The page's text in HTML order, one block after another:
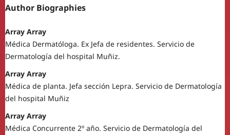
Author Biographies
Array Array
Médica Dermatóloga. Ex Jefa de residentes. Servicio de
Dermatología del hospital Muñiz.
Array Array
Médica de planta. Jefa sección Lepra. Servicio de Dermatología
del hospital Muñiz
Array Array
Médica Concurrente 2º año. Servicio de Dermatología del